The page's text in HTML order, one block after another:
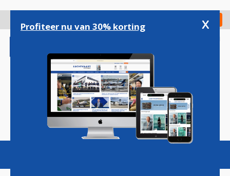
gaan
Check in
Magazine Podcasts Vacatures
Profiteer nu van 30% korting x